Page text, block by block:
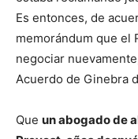
Es entonces, de
memorándum que el
negociar
Acuerdo de Ginebra
Que un abogado de